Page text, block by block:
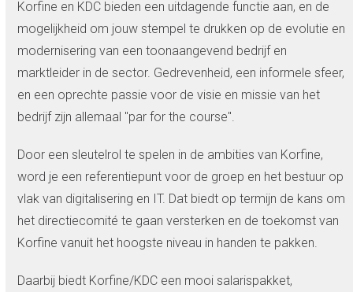
Korfine en KDC bieden een uitdagende functie aan, en de
mogelijkheid om jouw stempel te drukken op de evolutie en
modernisering van een toonaangevend bedrijf en
marktleider in de sector. Gedrevenheid, een informele sfeer,
en een oprechte passie voor de visie en missie van het
bedrijf zijn allemaal "par for the course".
Door een sleutelrol te spelen in de ambities van Korfine,
word je een referentiepunt voor de groep en het bestuur op
vlak van digitalisering en IT. Dat biedt op termijn de kans om
het directiecomité te gaan versterken en de toekomst van
Korfine vanuit het hoogste niveau in handen te pakken.
Daarbij biedt Korfine/KDC een mooi salarispakket,